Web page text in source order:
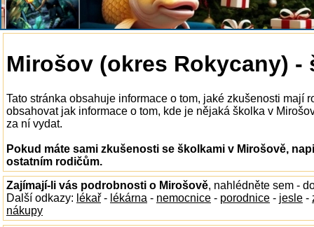
Mirošov (okres Rokycany) -
Tato stránka obsahuje informace o tom, jaké zkušenosti mají
obsahovat jak informace o tom, kde je nějaká školka v
za ní vydat.
Pokud máte sami zkušenosti se školkami v Mirošově,
ostatním rodičům.
Zajímají-li vás podrobnosti o Mirošově, nahlédněte sem -
Další odkazy: lékař - lékárna - nemocnice - porodnice - jesle -
nákupy